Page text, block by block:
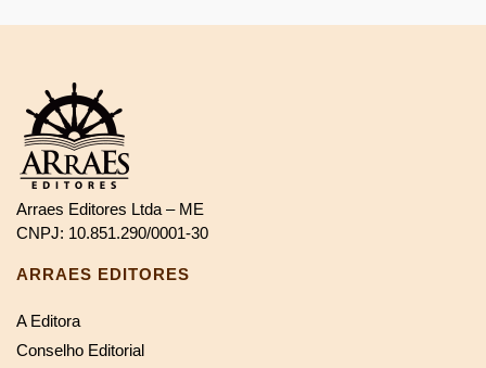
Arraes Editores Ltda – ME
CNPJ: 10.851.290/0001-30
ARRAES EDITORES
A Editora
Conselho Editorial